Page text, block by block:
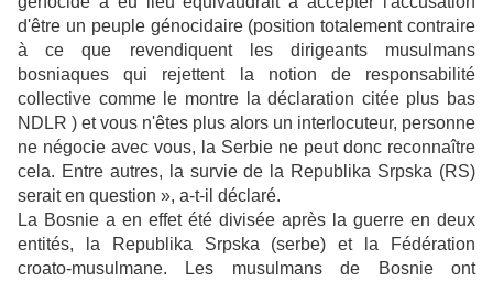
d'être un peuple génocidaire (position totalement contraire
à ce que revendiquent les dirigeants musulmans
bosniaques qui rejettent la notion de responsabilité
collective comme le montre la déclaration citée plus bas
NDLR ) et vous n'êtes plus alors un interlocuteur, personne
ne négocie avec vous, la Serbie ne peut donc reconnaître
cela. Entre autres, la survie de la Republika Srpska (RS)
serait en question », a-t-il déclaré.
La Bosnie a en effet été divisée après la guerre en deux
entités, la Republika Srpska (serbe) et la Fédération
croato-musulmane. Les musulmans de Bosnie ont